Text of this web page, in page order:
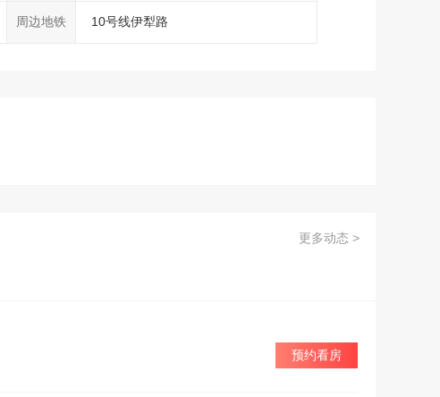
周边地铁 10号线伊犁路
更多动态 >
预约看房